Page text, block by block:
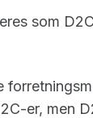
som
er, men